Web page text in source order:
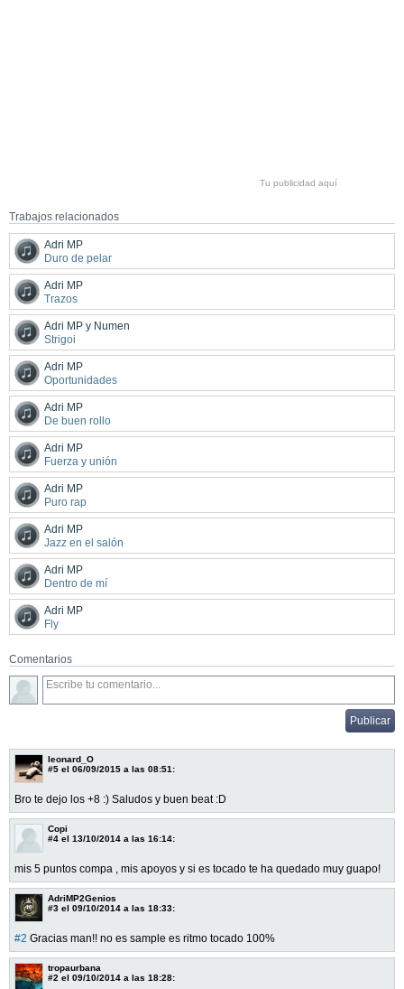
Tu publicidad aquí
Trabajos relacionados
Adri MP
Duro de pelar
Adri MP
Trazos
Adri MP y Numen
Strigoi
Adri MP
Oportunidades
Adri MP
De buen rollo
Adri MP
Fuerza y unión
Adri MP
Puro rap
Adri MP
Jazz en el salón
Adri MP
Dentro de mí
Adri MP
Fly
Comentarios
leonard_O
#5 el 06/09/2015 a las 08:51:
Bro te dejo los +8 :) Saludos y buen beat :D
Copi
#4 el 13/10/2014 a las 16:14:
mis 5 puntos compa , mis apoyos y si es tocado te ha quedado muy guapo!
AdriMP2Genios
#3 el 09/10/2014 a las 18:33:
#2 Gracias man!! no es sample es ritmo tocado 100%
tropaurbana
#2 el 09/10/2014 a las 18:28: